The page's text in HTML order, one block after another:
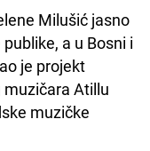
Milušić jasno
a u Bosni i
je projekt
Atillu
muzičke